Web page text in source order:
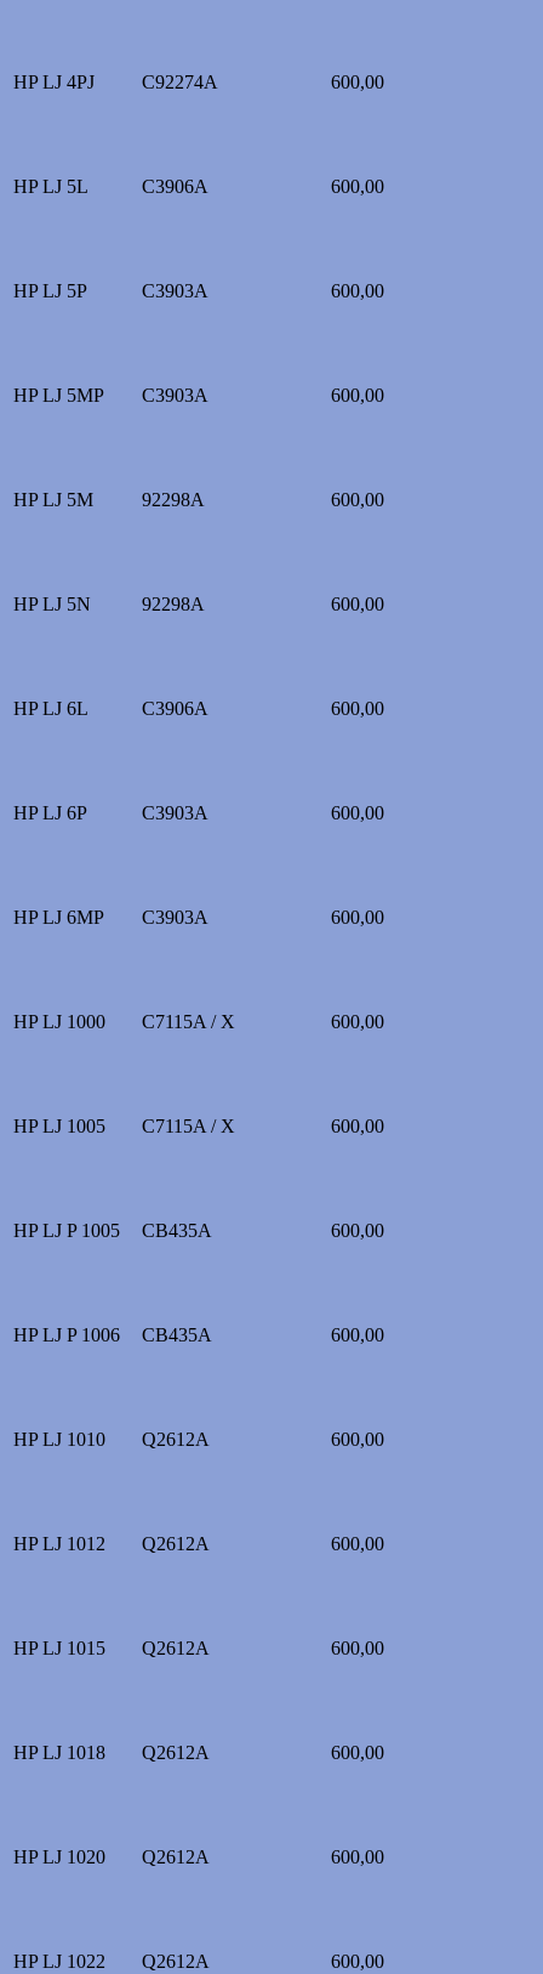
HP LJ 4PJ С92274A 600,00
HP LJ 5L C3906A 600,00
HP LJ 5P C3903A 600,00
HP LJ 5MP C3903A 600,00
HP LJ 5M 92298A 600,00
HP LJ 5N 92298A 600,00
HP LJ 6L C3906A 600,00
HP LJ 6P C3903A 600,00
HP LJ 6MP C3903A 600,00
HP LJ 1000 C7115A / X 600,00
HP LJ 1005 C7115A / X 600,00
HP LJ P 1005 CB435A 600,00
HP LJ P 1006 CB435A 600,00
HP LJ 1010 Q2612A 600,00
HP LJ 1012 Q2612A 600,00
HP LJ 1015 Q2612A 600,00
HP LJ 1018 Q2612A 600,00
HP LJ 1020 Q2612A 600,00
HP LJ 1022 Q2612A 600,00